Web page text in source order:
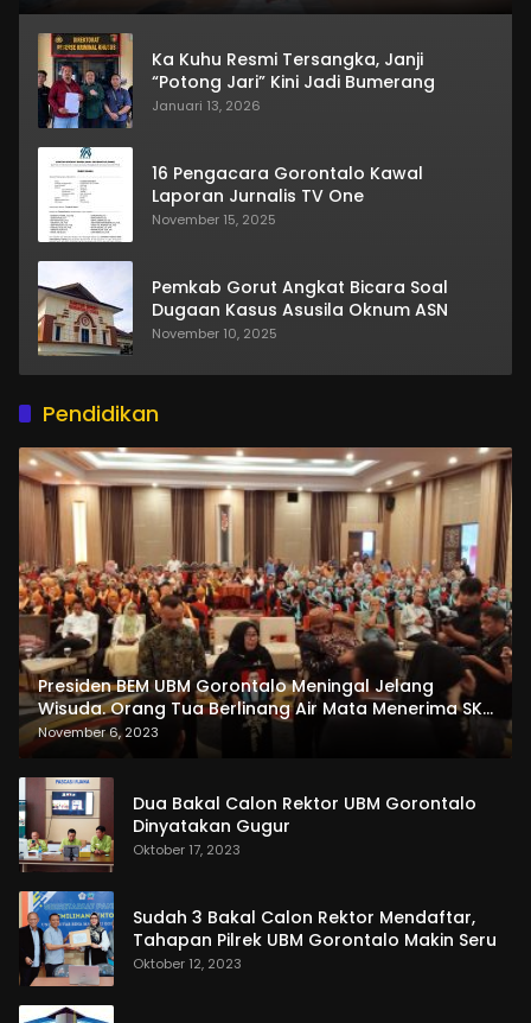
Ka Kuhu Resmi Tersangka, Janji
“Potong Jari” Kini Jadi Bumerang
Januari 13, 2026
16 Pengacara Gorontalo Kawal
Laporan Jurnalis TV One
November 15, 2025
Pemkab Gorut Angkat Bicara Soal
Dugaan Kasus Asusila Oknum ASN
November 10, 2025
Pendidikan
Presiden BEM UBM Gorontalo Meningal Jelang
Wisuda. Orang Tua Berlinang Air Mata Menerima SKL
dan Pemasangan Salempang
November 6, 2023
Dua Bakal Calon Rektor UBM Gorontalo
Dinyatakan Gugur
Oktober 17, 2023
Sudah 3 Bakal Calon Rektor Mendaftar,
Tahapan Pilrek UBM Gorontalo Makin Seru
Oktober 12, 2023